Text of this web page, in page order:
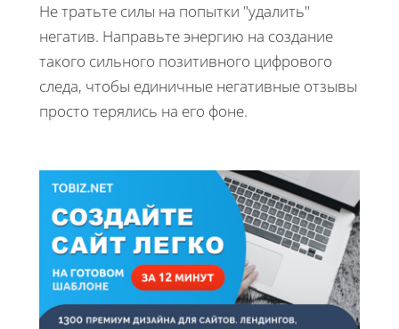
Не тратьте силы на попытки "удалить"
негатив. Направьте энергию на создание
такого сильного позитивного цифрового
следа, чтобы единичные негативные отзывы
просто терялись на его фоне.